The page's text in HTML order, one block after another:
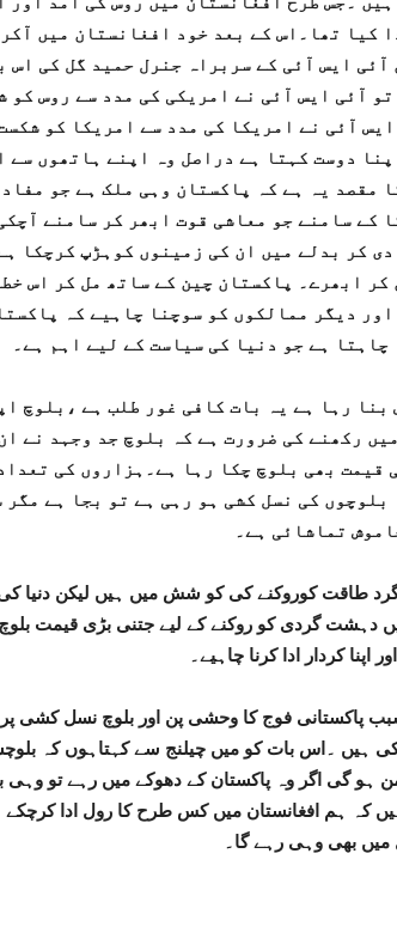
کیا تھا۔اس کے بعد خود افغانستان میں
آئی ایس آئی کے سربراہ جنرل حمید گل کی اس
آئی ایس آئی نے امریکی کی مدد سے روس کو
آئی نے امریکا کی مدد سے امریکا کو
دوست کہتا ہے دراصل وہ اپنے ہاتھوں سے
مقصد یہ ہے کہ پاکستان وہی ملک ہے جو
کے سامنے جو معاشی قوت ابھر کر سامنے
کر بدلے میں ان کی زمینوں کوہڑپ کرچکا
کر ابھرے۔ پاکستان چین کے ساتھ مل کر اس
دیگر ممالکوں کو سوچنا چاہیے کہ
چاہتا ہے جو دنیا کی سیاست کے لیے اہم ہے۔
رہا ہے یہ بات کافی غور طلب ہے ،بلوچ
رکھنے کی ضرورت ہے کہ بلوچ جد وجہد نے
قیمت بھی بلوچ چکا رہا ہے۔ہزاروں کی
بلوچوں کی نسل کشی ہو رہی ہے تو بجا ہے
تماشائی ہے۔
طاقت کوروکنے کی کو شش میں ہیں لیکن دنیا کی
دہشت گردی کو روکنے کے لیے جتنی بڑی قیمت
اپنا کردار ادا کرنا چاہیے۔
پاکستانی فوج کا وحشی پن اور بلوچ نسل کشی
ہیں ۔اس بات کو میں چیلنج سے کہتاہوں کہ
ہو گی اگر وہ پاکستان کے دھوکے میں رہے تو
کہ ہم افغانستان میں کس طرح کا رول ادا
میں بھی وہی رہے گا۔